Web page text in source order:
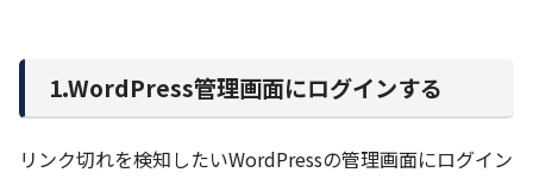
1.WordPress管理画面にログインする
リンク切れを検知したいWordPressの管理画面にログイン